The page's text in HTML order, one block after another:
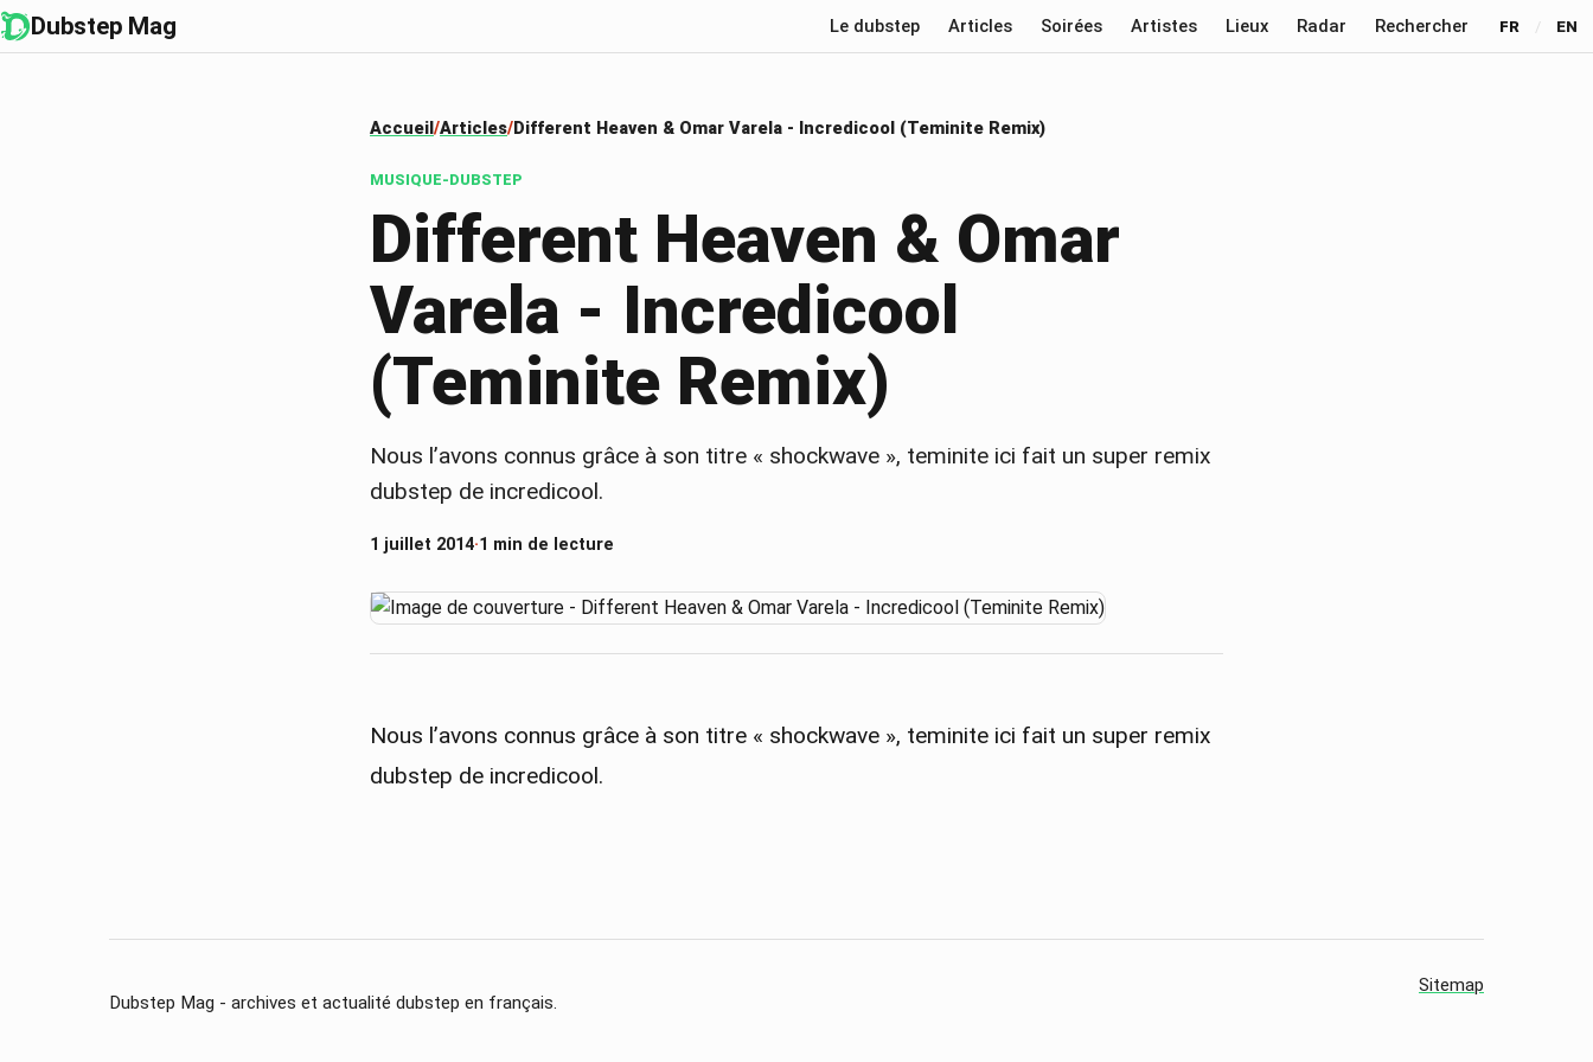
Dubstep Mag Le dubstep Articles Soirées Artistes Lieux Radar Rechercher FR / EN
Accueil Articles Different Heaven & Omar Varela - Incredicool (Teminite Remix)
MUSIQUE-DUBSTEP
Different Heaven & Omar
Varela - Incredicool
(Teminite Remix)
Nous l’avons connus grâce à son titre « shockwave », teminite ici fait un super remix
dubstep de incredicool.
1 juillet 2014·1 min de lecture
Nous l’avons connus grâce à son titre « shockwave », teminite ici fait un super remix
dubstep de incredicool.
Dubstep Mag - archives et actualité dubstep en français.
Sitemap